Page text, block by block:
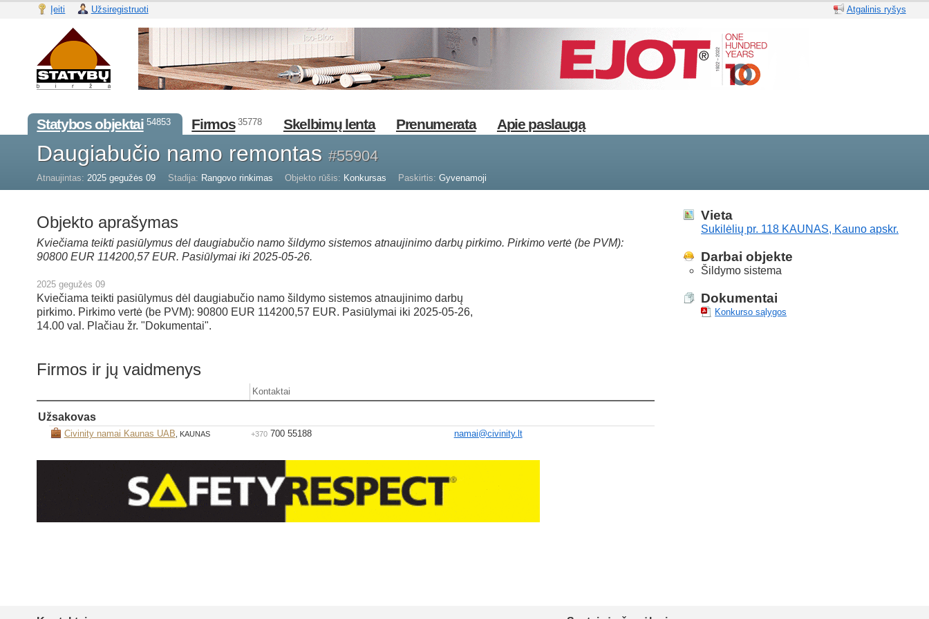
Įeiti Užsiregistruoti Atgalinis ryšys
Statybos objektai 54853 Firmos 35778 Skelbimų lenta Prenumerata Apie paslaugą
Daugiabučio namo remontas#55904
Atnaujintas: 2025 gegužės 09 Stadija: Rangovo rinkimas Objekto rūšis: Konkursas Paskirtis: Gyvenamoji
Objekto aprašymas
Kviečiama teikti pasiūlymus dėl daugiabučio namo šildymo sistemos atnaujinimo darbų pirkimo. Pirkimo vertė (be PVM):
90800 EUR 114200,57 EUR. Pasiūlymai iki 2025-05-26.
2025 gegužės 09
Kviečiama teikti pasiūlymus dėl daugiabučio namo šildymo sistemos atnaujinimo darbų
pirkimo. Pirkimo vertė (be PVM): 90800 EUR 114200,57 EUR. Pasiūlymai iki 2025-05-26,
14.00 val. Plačiau žr. "Dokumentai".
Firmos ir jų vaidmenys
Kontaktai
Užsakovas
Civinity namai Kaunas UAB , KAUNAS +370700 55188 namai@civinity.lt
Vieta
Sukilėlių pr. 118 KAUNAS, Kauno apskr.
Darbai objekte
Šildymo sistema
Dokumentai
Konkurso sąlygos